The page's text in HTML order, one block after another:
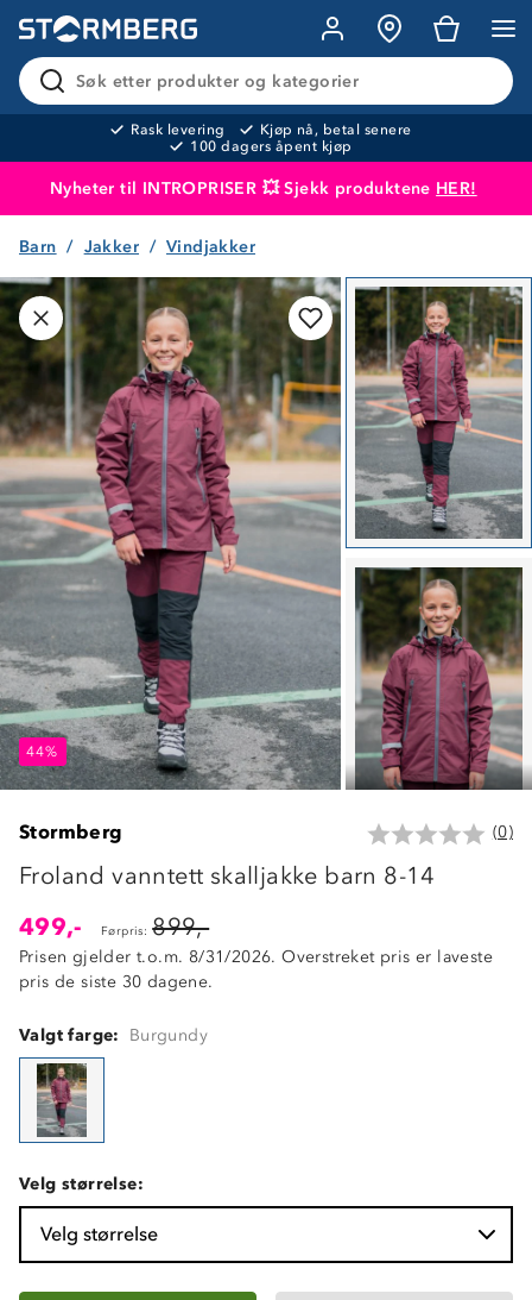
Søk etter produkter og kategorier
Rask levering
Kjøp nå, betal senere
100 dagers åpent kjøp
Nyheter til INTROPRISER 💥 Sjekk produktene HER!
Produktet er lagt i handlekurven
Barn Jakker Vindjakker
44% 44%
44%
Stormberg (0)
Froland vanntett skalljakke barn 8-14
499,-
Førpris: 899,-
Prisen gjelder t.o.m. 8/31/2026. Overstreket pris er laveste
pris de siste 30 dagene.
Valgt farge: Burgundy
Velg størrelse:
Velg størrelse